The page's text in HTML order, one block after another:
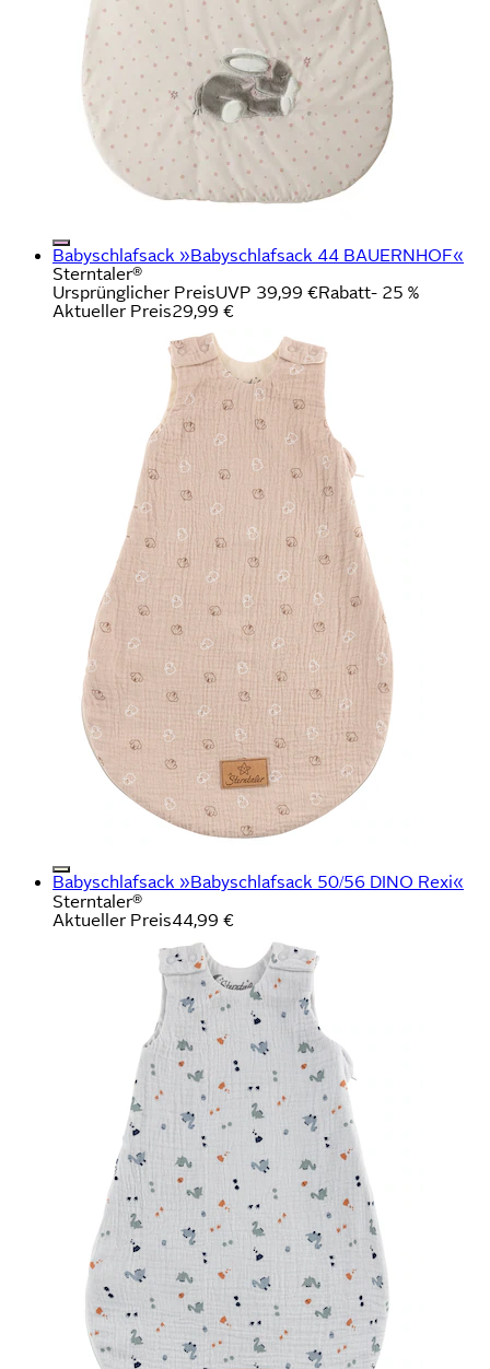
Babyschlafsack »Babyschlafsack 44 BAUERNHOF«
Sterntaler®
Ursprünglicher PreisUVP 39,99 €Rabatt- 25 %
Aktueller Preis29,99 €
Babyschlafsack »Babyschlafsack 50/56 DINO Rexi«
Sterntaler®
Aktueller Preis44,99 €